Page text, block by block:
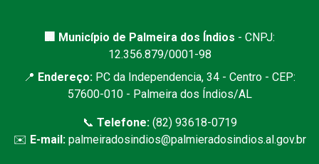
🏢 Município de Palmeira dos Índios - CNPJ:
12.356.879/0001-98
📍 Endereço: PC da Independencia, 34 - Centro - CEP:
57600-010 - Palmeira dos Índios/AL
📞 Telefone:(82) 93618-0719
✉️ E-mail: palmeiradosindios@palmieradosindios.al.gov.br